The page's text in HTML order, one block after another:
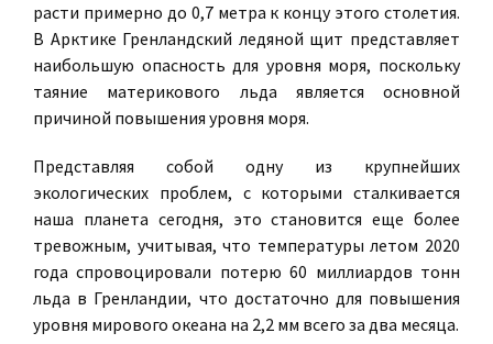
расти примерно до 0,7 метра к концу этого столетия.
В Арктике Гренландский ледяной щит представляет
наибольшую опасность для уровня моря, поскольку
таяние материкового льда является основной
причиной повышения уровня моря.
Представляя собой одну из крупнейших
экологических проблем, с которыми сталкивается
наша планета сегодня, это становится еще более
тревожным, учитывая, что температуры летом 2020
года спровоцировали потерю 60 миллиардов тонн
льда в Гренландии, что достаточно для повышения
уровня мирового океана на 2,2 мм всего за два месяца.